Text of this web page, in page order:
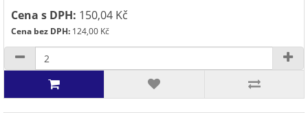
Cena s DPH: 150,04 Kč
Cena bez DPH: 124,00 Kč